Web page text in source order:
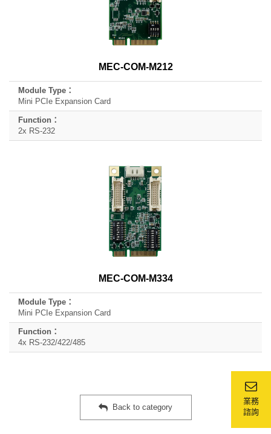
業務
諮詢
MEC-COM-M212
Mini PCIe Expansion Card
2x RS-232
MEC-COM-M334
Mini PCIe Expansion Card
4x RS-232/422/485
Back to category